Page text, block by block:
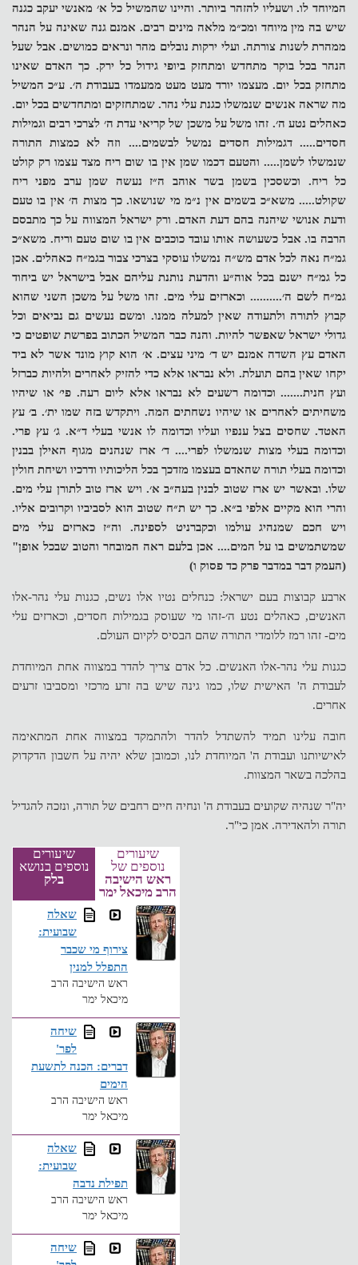
המיוחד לו. ושעליו להזהר ביותר. והיינו שהמשיל כל א׳ מאנשי יעקב כגנה
שיש בה מין מיוחד ומכ״מ מלאה מינים רבים. אמנם גנה שאינה על הנהר
ממהרת לשנות צורתה. ועלי ירקות נובלים מהר ונראים כמושים. אבל שעל
הנהר בכל בוקר מתחדש ומתחזק ביופי גידול כל ירק. כך האדם שאינו
מתחזק בכל יום. מעצמו יורד מעט מעט ממעמדו בעבודת ה׳. ע״כ המשיל
מה שראה אנשים שנמשלו כגנת עלי נהר. שמתחזקים ומתחדשים בכל יום.
כאהלים נטע ה׳. זהו משל על משכן של קריאי עדת ה׳ לצרכי רבים וגמילות
חסדים..... דגמילות חסדים נמשל לבשמים.... וזה לא כמצות התורה
שנמשלו לשמן..... והטעם דכמו שמן אין בו שום ריח מצד עצמו רק קולט
כל ריח. וכשסכין בשמן בשר אוהב ה״ז נעשה שמן ערב מפני ריח
שקולט..... משא״כ בשמים אין נ״מ מי שנושאו. כך מצות ה׳ אין בו טעם
ודעת אנושי שיהנה בהם דעת האדם. ורק ישראל המצווה על כך מתבסם
הרבה בו. אבל כשעושה אותו עובד כוכבים אין בו שום טעם וריח. משא״כ
גמ״ח נאה לכל אדם מש״ה נמשלו עוסקי בצרכי צבור בגמ״ח כאהלים. אכן
כל גמ״ח ישנם בכל אוה״ע והדעת נותנת עליהם אבל בישראל יש ביחוד
גמ״ח לשם ה׳.......... וכארזים עלי מים. זהו משל על משכן השני שהוא
קבוץ לתורה ולתעודה שאין למעלה ממנו. ומשם נעשים גם נביאים וכל
גדולי ישראל שאפשר להיות. והנה כבר המשיל הכתוב בפרשת שופטים כי
האדם עץ השדה אמנם יש ד׳ מיני עצים. א׳ הוא קוץ מונד אשר לא ביד
יקחו שאין בהם תועלת. ולא נבראו אלא כדי להזיק לאחרים ולהיות כברזל
ועץ חנית....... וכדומה רשעים לא נבראו אלא ליום רעה. פי׳ או שיהיו
משחיתים לאחרים או שיהיו נשחתים המה. ויתקדש בזה שמו ית׳. ב׳ עץ
האטד. שחסים בצל ענפיו ועליו וכדומה לו אנשי בעלי ד״א. ג׳ עץ פרי.
וכדומה בעלי מצות שנמשלו לפרי.... ד׳ ארז שנהנים מגוף האילן בבנין
וכדומה בעלי תורה שהאדם בעצמו מזדכך בכל הליכותיו ודרכיו ושיחת חולין
שלו. ובאשר יש ארז שטוב לבנין בעה״ב א׳. ויש ארז טוב לתורן עלי מים.
והרי הוא מקיים אלפי ב״א. כך יש ת״ח שטוב הוא לסביביו וקרובים אליו.
ויש חכם שמנהיג עולמו וכקברניט לספינה. וה״ז כארזים עלי מים
שמשתמשים בו על המים.... אכן בלעם ראה המובחר והטוב שבכל אופן"
(העמק דבר במדבר פרק כד פסוק ו)
ארבע קבוצות בעם ישראל: כנחלים נטיו אלו נשים, כגנות עלי נהר-אלו
האנשים, כאהלים נטע ה׳-זהו מי שעוסק בגמילות חסדים, וכארזים עלי
מים- זהו רמז ללומדי התורה שהם הבסיס לקיום העולם.
כגנות עלי נהר-אלו האנשים. כל אדם צריך להדר במצווה אחת המיוחדת
לעבודת ה' האישית שלו, כמו גינה שיש בה זרע מרכזי ומסביבו זרעים
אחרים.
חובה עלינו תמיד להשתדל להדר ולהתמקד במצווה אחת המתאימה
לאישיותנו ועבודת ה' המיוחדת לנו, וכמובן שלא יהיה על חשבון הדקדוק
בהלכה בשאר המצוות.
יה"ר שנהיה שקועים בעבודת ה' ונחיה חיים רחבים של תורה, ונזכה להגדיל
תורה ולהאדירה. אמן כי"ר.
שיעורים
נוספים של
ראש הישיבה
הרב מיכאל ימר
שיעורים
נוספים בנושא
בלק
שאלה
שבועית:
צירוף מי שכבר
התפלל למנין
ראש הישיבה הרב
מיכאל ימר
שיחה
לפר'
דברים: הכנה לתשעת
הימים
ראש הישיבה הרב
מיכאל ימר
שאלה
שבועית:
תפילת נדבה
ראש הישיבה הרב
מיכאל ימר
שיחה